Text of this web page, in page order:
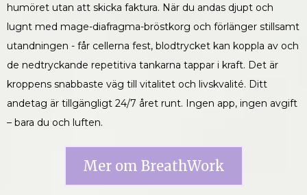
humöret utan att skicka faktura. När du andas djupt och
lugnt med mage-diafragma-bröstkorg och förlänger stillsamt
utandningen - får cellerna fest, blodtrycket kan koppla av och
de nedtryckande repetitiva tankarna tappar i kraft. Det är
kroppens snabbaste väg till vitalitet och livskvalité. Ditt
andetag är tillgängligt 24/7 året runt. Ingen app, ingen avgift
– bara du och luften.
Mer om BreathWork